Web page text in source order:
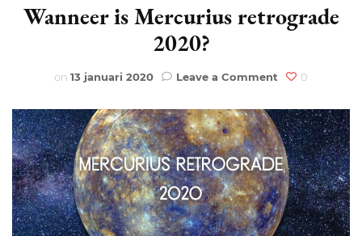
Wanneer is Mercurius retrograde
2020?
on 13 januari 2020 Leave a Comment on
is
Mercurius
retrograde
2020?
0